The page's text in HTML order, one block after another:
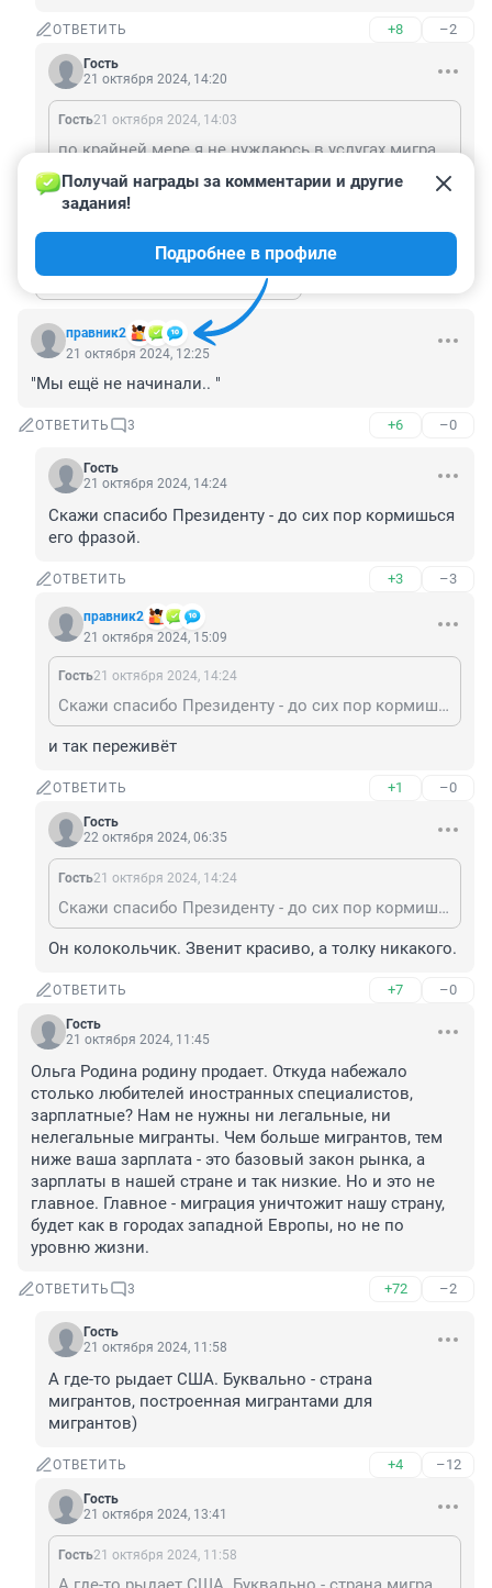
ОТВЕТИТЬ +8 –2
Гость
21 октября 2024, 14:20
Гость21 октября 2024, 14:03
по крайней мере я не нуждаюсь в услугах мигрантов
Не нужно увиливать от вопроса.
ОТВЕТИТЬ +1 –1
Показать ещё 2 ответа
правник2
Получай награды за комментарии и другие
задания!
Подробнее в профиле
21 октября 2024, 12:25
"Мы ещё не начинали.. "
ОТВЕТИТЬ 3 +6 –0
Гость
21 октября 2024, 14:24
Скажи спасибо Президенту - до сих пор кормишься
его фразой.
ОТВЕТИТЬ +3 –3
правник2
21 октября 2024, 15:09
Гость21 октября 2024, 14:24
Скажи спасибо Президенту - до сих пор кормишься его фразой.
и так переживёт
ОТВЕТИТЬ +1 –0
Гость
22 октября 2024, 06:35
Гость21 октября 2024, 14:24
Скажи спасибо Президенту - до сих пор кормишься его фразой.
Он колокольчик. Звенит красиво, а толку никакого.
ОТВЕТИТЬ +7 –0
Гость
21 октября 2024, 11:45
Ольга Родина родину продает. Откуда набежало
столько любителей иностранных специалистов,
зарплатные? Нам не нужны ни легальные, ни
нелегальные мигранты. Чем больше мигрантов, тем
ниже ваша зарплата - это базовый закон рынка, а
зарплаты в нашей стране и так низкие. Но и это не
главное. Главное - миграция уничтожит нашу страну,
будет как в городах западной Европы, но не по
уровню жизни.
ОТВЕТИТЬ 3 +72 –2
Гость
21 октября 2024, 11:58
А где-то рыдает США. Буквально - страна
мигрантов, построенная мигрантами для
мигрантов)
ОТВЕТИТЬ +4 –12
Гость
21 октября 2024, 13:41
Гость21 октября 2024, 11:58